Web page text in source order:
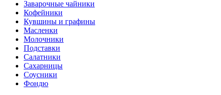
Заварочные чайники
Кофейники
Кувшины и графины
Масленки
Молочники
Подставки
Салатники
Сахарницы
Соусники
Фондю